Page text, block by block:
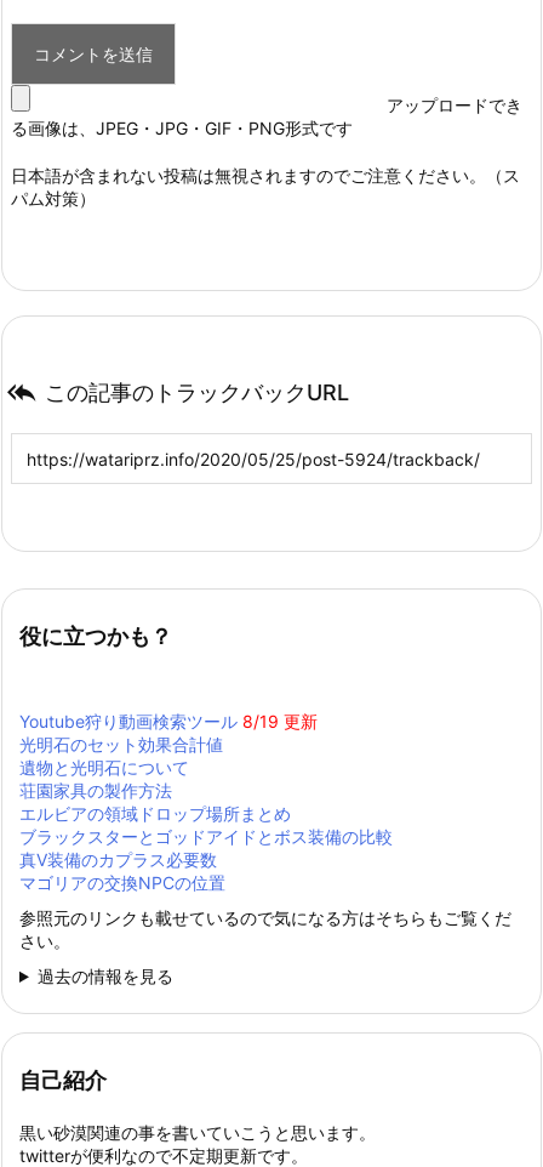
アップロードでき
る画像は、JPEG・JPG・GIF・PNG形式です
日本語が含まれない投稿は無視されますのでご注意ください。（ス
パム対策）
 この記事のトラックバックURL
役に立つかも？
Youtube狩り動画検索ツール 8/19 更新
光明石のセット効果合計値
遺物と光明石について
荘園家具の製作方法
エルビアの領域ドロップ場所まとめ
ブラックスターとゴッドアイドとボス装備の比較
真Ⅴ装備のカプラス必要数
マゴリアの交換NPCの位置
参照元のリンクも載せているので気になる方はそちらもご覧くだ
さい。
過去の情報を見る
自己紹介
黒い砂漠関連の事を書いていこうと思います。
twitterが便利なので不定期更新です。